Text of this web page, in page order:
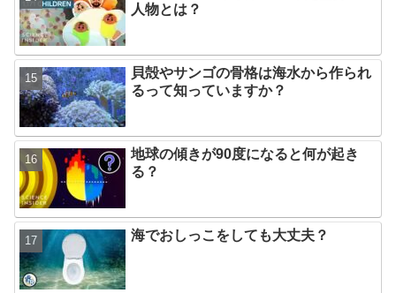
人物とは？
貝殻やサンゴの骨格は海水から作られ
るって知っていますか？
地球の傾きが90度になると何が起き
る？
海でおしっこをしても大丈夫？